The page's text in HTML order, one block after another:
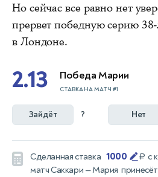
Но сейчас все равно нет
прервет победную серию
в Лондоне.
2.13 Победа Марии
СТАВКА НА МАТЧ #1
Зайдёт ? Нет
Сделанная ставка 1000 ₽ с
матчСаккари — Мария